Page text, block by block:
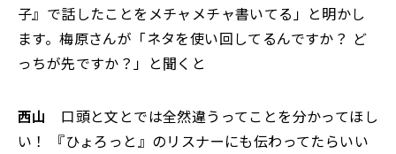
子』で話したことをメチャメチャ書いてる」と明かし
ます。梅原さんが「ネタを使い回してるんですか？ ど
っちが先ですか？」と聞くと――
西山
口頭と文とでは全然違うってことを分かってほし
い！ 『ひょろっと』のリスナーにも伝わってたらいい